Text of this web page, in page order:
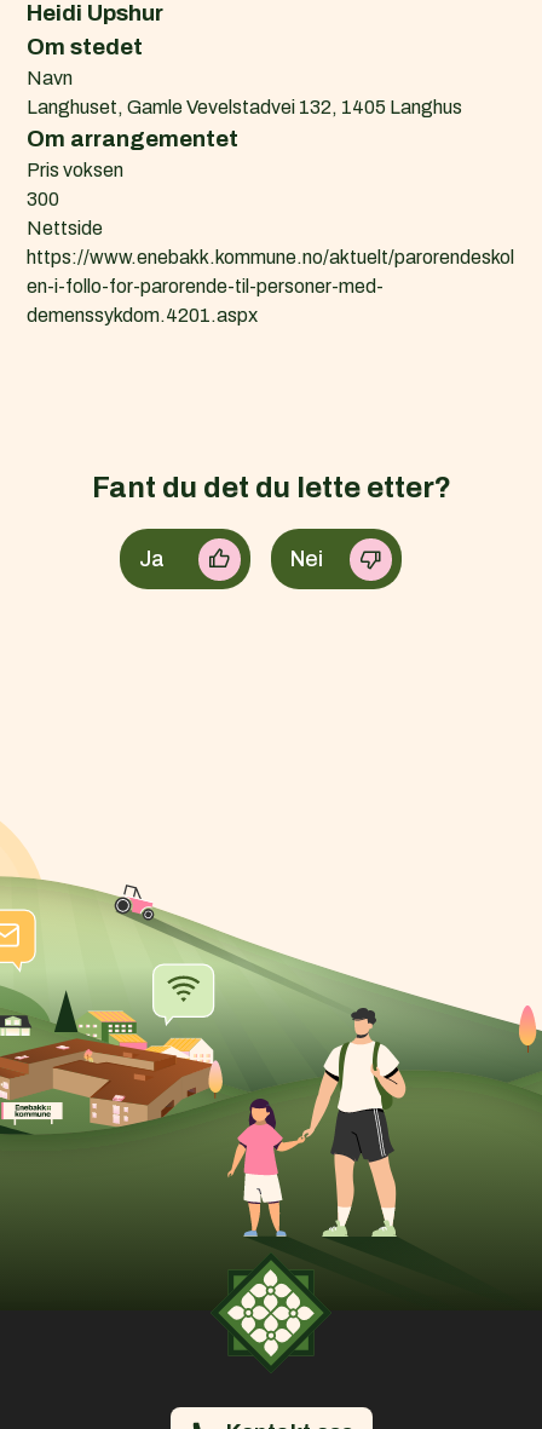
Heidi Upshur
Om stedet
Navn
Langhuset, Gamle Vevelstadvei 132, 1405 Langhus
Om arrangementet
Pris voksen
300
Nettside
https://www.enebakk.kommune.no/aktuelt/parorendeskol
en-i-follo-for-parorende-til-personer-med-
demenssykdom.4201.aspx
Fant du det du lette etter?
Ja Nei